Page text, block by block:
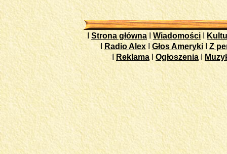
Strona główna Wiadomości
I Radio Alex Głos Ameryki
Z
Reklama Ogłoszenia